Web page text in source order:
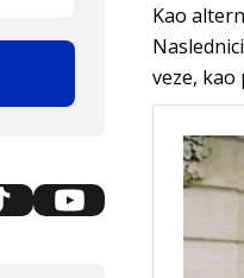
Kao
veze,